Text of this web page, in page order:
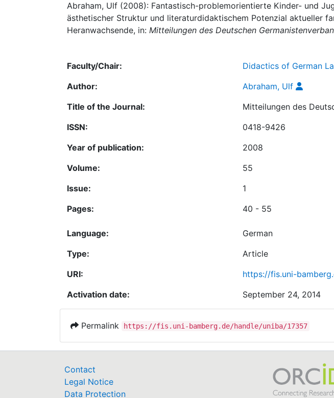
Abraham, Ulf (2008): Fantastisch-problemorientierte Kinder- und
ästhetischer Struktur und literaturdidaktischem Potenzial aktueller
Heranwachsende, in: Mitteilungen des Deutschen
Faculty/Chair:
Didactics of German
Author:
Abraham, Ulf
Title of the Journal:
Mitteilungen des
ISSN:
0418-9426
Year of publication:
2008
Volume:
55
Issue:
1
Pages:
40 - 55
Language:
German
Type:
Article
URI:
https://fis.uni-
Activation date:
September 24, 2014
Permalink https://fis.uni-bamberg.de/handle/uniba/17357
Contact
Legal Notice
Data Protection